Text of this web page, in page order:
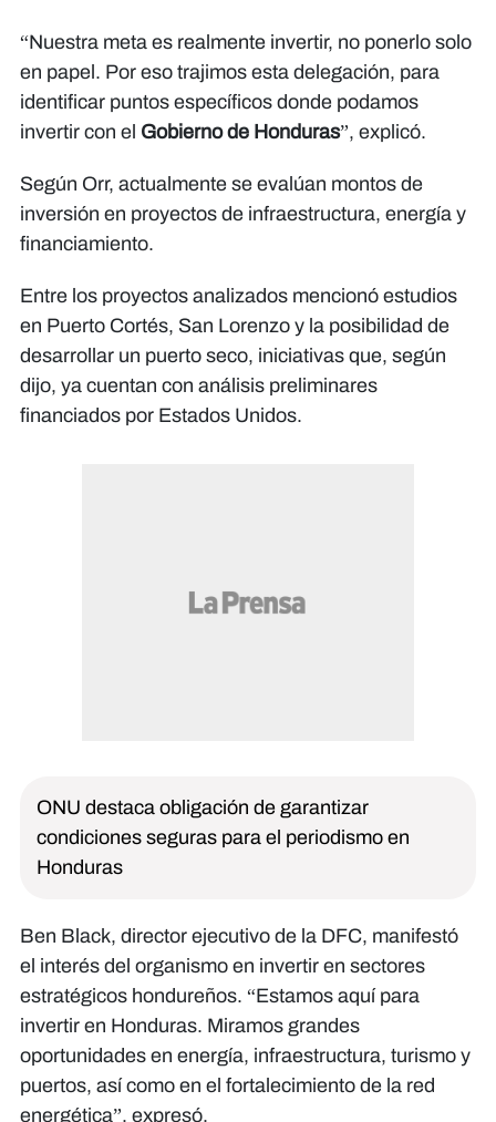
“Nuestra meta es realmente invertir, no ponerlo solo
en papel. Por eso trajimos esta delegación, para
identificar puntos específicos donde podamos
invertir con el Gobierno de Honduras”, explicó.
Según Orr, actualmente se evalúan montos de
inversión en proyectos de infraestructura, energía y
financiamiento.
Entre los proyectos analizados mencionó estudios
en Puerto Cortés, San Lorenzo y la posibilidad de
desarrollar un puerto seco, iniciativas que, según
dijo, ya cuentan con análisis preliminares
financiados por Estados Unidos.
ONU destaca obligación de garantizar
condiciones seguras para el periodismo en
Honduras
Ben Black, director ejecutivo de la DFC, manifestó
el interés del organismo en invertir en sectores
estratégicos hondureños. “Estamos aquí para
invertir en Honduras. Miramos grandes
oportunidades en energía, infraestructura, turismo y
puertos, así como en el fortalecimiento de la red
energética”, expresó.